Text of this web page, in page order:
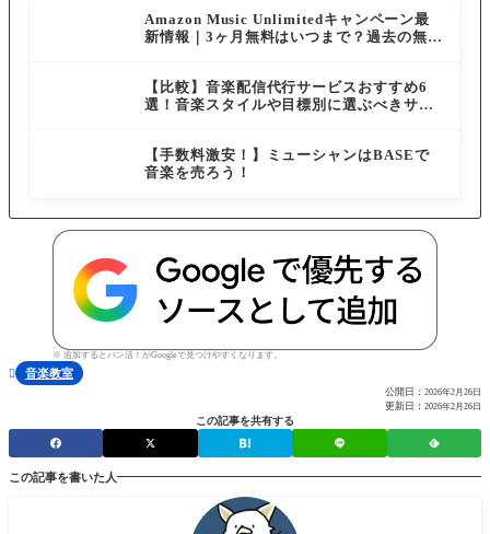
いながら調整を図りつつアンサンブルに参加しています。
スクール代金もリーズナブルですし、勤務している会社か
の補修などを行ってもらっています。いいですね。
と感じる方もいました。山野楽器は有名だから講師陣も間
いることは素晴らしいです。しかし演奏が上手なことと教
えるのが上手なのは異なるものなのだなと感じました。ネ
ームバリューで引き寄せられることなくクラスの色や先生
をきちんと選んだ方が良いです。
30代女性
特にデメリットはありません、会社帰りに遅くなってしま
うと終電間際になってしまうことがあるのですが、それも
都内なので案外夜遅くまで電車があるのでいいです。突然
の出張の時などはスケジュールを組みなおすのに苦心して
います。
20代男性
Amazon Music Unlimitedキャンペーン最
新情報｜3ヶ月無料はいつまで？過去の無料
【比較】音楽配信代行サービスおすすめ6
選！音楽スタイルや目標別に選ぶべきサー
【手数料激安！】ミューシャンはBASEで
音楽を売ろう！
※ 追加するとバン活！がGoogleで見つけやすくなります。
 音楽教室
公開日： 2026年2月26日
更新日： 2026年2月26日
この記事を共有する
この記事を書いた人